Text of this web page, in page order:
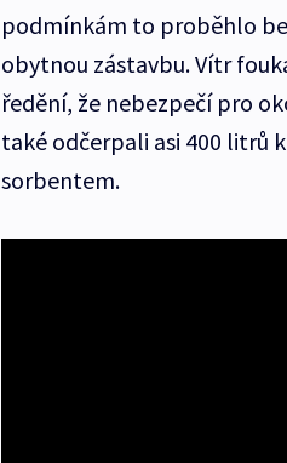
podmínkám to proběhlo
obytnou zástavbu. Vítr
ředění, že nebezpečí pro
také odčerpali asi 400 litrů
sorbentem.